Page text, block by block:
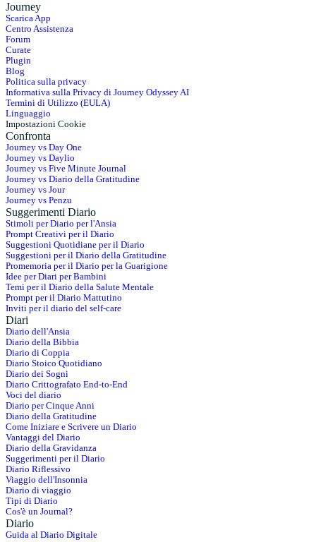
Journey
Scarica App
Centro Assistenza
Forum
Curate
Plugin
Blog
Politica sulla privacy
Informativa sulla Privacy di Journey Odyssey AI
Termini di Utilizzo (EULA)
Linguaggio
Impostazioni Cookie
Confronta
Journey vs Day One
Journey vs Daylio
Journey vs Five Minute Journal
Journey vs Diario della Gratitudine
Journey vs Jour
Journey vs Penzu
Suggerimenti Diario
Stimoli per Diario per l'Ansia
Prompt Creativi per il Diario
Suggestioni Quotidiane per il Diario
Suggestioni per il Diario della Gratitudine
Promemoria per il Diario per la Guarigione
Idee per Diari per Bambini
Temi per il Diario della Salute Mentale
Prompt per il Diario Mattutino
Inviti per il diario del self-care
Diari
Diario dell'Ansia
Diario della Bibbia
Diario di Coppia
Diario Stoico Quotidiano
Diario dei Sogni
Diario Crittografato End-to-End
Voci del diario
Diario per Cinque Anni
Diario della Gratitudine
Come Iniziare e Scrivere un Diario
Vantaggi del Diario
Diario della Gravidanza
Suggerimenti per il Diario
Diario Riflessivo
Viaggio dell'Insonnia
Diario di viaggio
Tipi di Diario
Cos'è un Journal?
Diario
Guida al Diario Digitale